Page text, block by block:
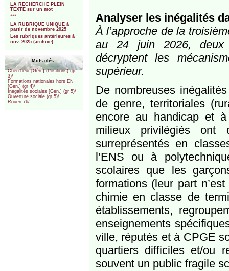
LA RECHERCHE PLEIN
TEXTE sur un mot
***
LA RUBRIQUE UNIQUE à
partir de novembre 2025
Les rubriques antérieures à
nov. 2025 (archive)
Mots-clés
Chercheur [Gén.] (Positions) (gr
3)/
Formations nationales hors EN
[Gén.] (gr 4)/
Inégalités sociales [Gén.] (gr 5)/
Ouverture sociale (gr 5)/
Rouen 76/
Analyser les inégalités
À l’approche de la
au 24 juin 2026, deux
décryptent les
supérieur.
De nombreuses
de genre, territoriales
encore au handicap et
milieux privilégiés ont
surreprésentés en
l’ENS ou à
scolaires que les
formations (leur part
chimie en classe de
établissements,
enseignements
ville, réputés et à CPGE
quartiers difficiles et/ou
souvent un public fragile